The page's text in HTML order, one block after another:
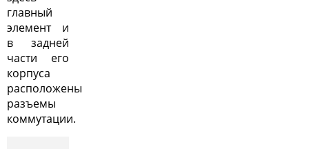
главный
элемент и
в задней
части его
корпуса
расположены
разъемы
коммутации.